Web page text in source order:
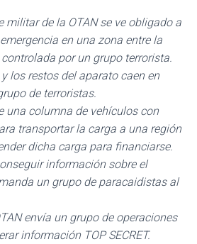
militar de la OTAN se ve obligado a
en una zona entre la
por un grupo terrorista.
los restos del aparato caen en
de terroristas.
una columna de vehículos con
transportar la carga a una región
dicha carga para financiarse.
información sobre el
un grupo de paracaidistas al
envía un grupo de operaciones
información TOP SECRET.